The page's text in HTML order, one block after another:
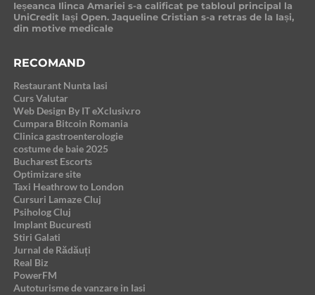
Ieșeanca Ilinca Amariei s-a calificat pe tabloul principal la
UniCredit Iași Open. Jaqueline Cristian s-a retras de la Iași,
din motive medicale
RECOMAND
Restaurant Nunta Iasi
Curs Valutar
Web Design By IT eXclusiv.ro
Cumpara Bitcoin Romania
Clinica gastroenterologie
costume de baie 2025
Bucharest Escorts
Optimizare site
Taxi Heathrow to London
Cursuri Lamaze Cluj
Psiholog Cluj
Implant Bucuresti
Stiri Galati
Jurnal de Rădăuți
Real Biz
PowerFM
Autoturisme de vanzare in Iasi